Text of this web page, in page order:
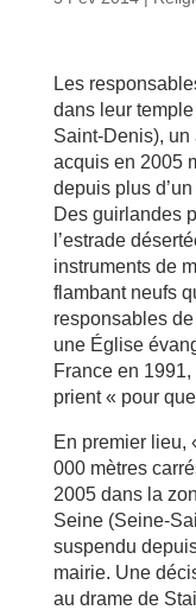
Les
dans leur
Saint-Denis), un
acquis en 2005
depuis plus
Des guirlandes
l’estrade
instruments de
flambant neufs
responsables
une Église
France en
prient « pour
En premier lieu,
000 mètres
2005 dans la
Seine (Seine-
suspendu
mairie. Une
au drame de